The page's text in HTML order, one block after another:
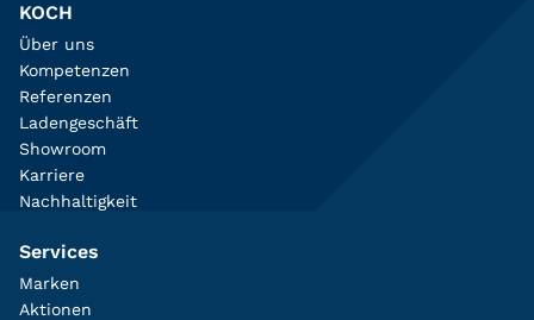
KOCH
Über uns
Kompetenzen
Referenzen
Ladengeschäft
Showroom
Karriere
Nachhaltigkeit
Services
Marken
Aktionen